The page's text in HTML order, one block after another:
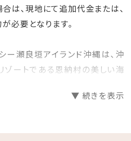
ィ】※無料にてご提供いた
スポンジ／ スリッパ
子様用アメニティは数に限
望は
は、現地にて追加代金または、
必要となります。
ー瀬良垣アイランド沖縄は、沖
ートである恩納村の美しい海
する、ユニークなロケーション
▼ 続きを表示